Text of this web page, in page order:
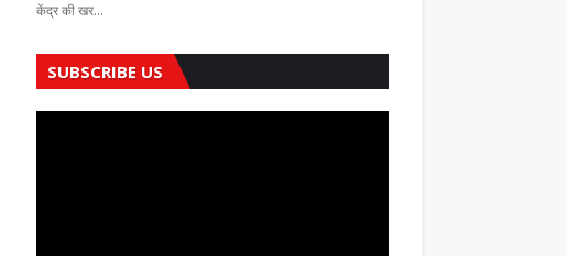
केंद्र की खर…
SUBSCRIBE US